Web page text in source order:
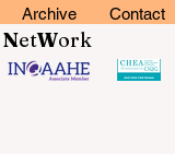
Archive Contact
NetWork